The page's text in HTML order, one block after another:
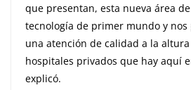
que presentan, esta nueva área
tecnología de primer mundo y
una atención de calidad a la
hospitales privados que hay aquí
explicó.